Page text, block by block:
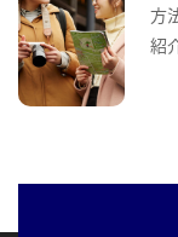
方
紹